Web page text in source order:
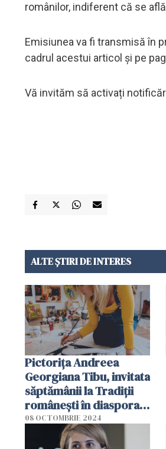
românilor, indiferent că se
Emisiunea va fi transmisă în
cadrul acestui articol și pe
Vă invităm să activați
ALTE ȘTIRI DE INTERES
Pictorița Andreea
Georgiana Tibu, invitata
săptămânii la Tradiții
românești în diaspora/
VIDEO
08 OCTOMBRIE 2024